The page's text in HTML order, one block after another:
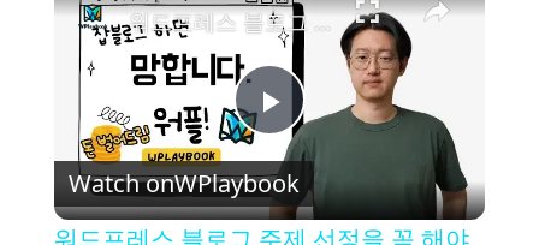
P
l
워드프레스 블로그 주제 선정을 꼭 해야하는 이유 (Feat. 잡블로그 하면 안되는 이유)
Watch onWPlaybook